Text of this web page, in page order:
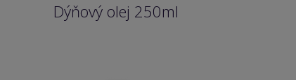
Dýňový olej 250ml